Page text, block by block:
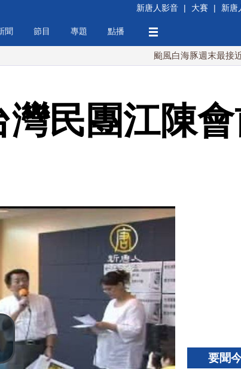
新唐人影音 | 大賽 | 新唐
聞 節目 專題 點播
颱風白海豚週末最接近台灣 最
民團江陳
要聞